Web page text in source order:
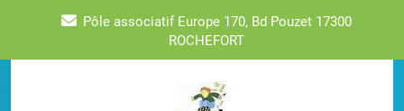
Pôle associatif Europe 170, Bd Pouzet 17300
ROCHEFORT